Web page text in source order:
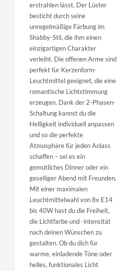
erstrahlen lässt. Der Lüster
besticht durch seine
unregelmäßige Färbung im
Shabby-Stil, die ihm einen
einzigartigen Charakter
verleiht. Die offenen Arme sind
perfekt für Kerzenform-
Leuchtmittel geeignet, die eine
romantische Lichtstimmung
erzeugen. Dank der 2-Phasen-
Schaltung kannst du die
Helligkeit individuell anpassen
und so die perfekte
Atmosphäre für jeden Anlass
schaffen – sei es ein
gemütliches Dinner oder ein
geselliger Abend mit Freunden.
Mit einer maximalen
Leuchtmittelwahl von 8x E14
bis 40W hast du die Freiheit,
die Lichtfarbe und -intensität
nach deinen Wünschen zu
gestalten. Ob du dich für
warme, einladende Töne oder
helles, funktionales Licht